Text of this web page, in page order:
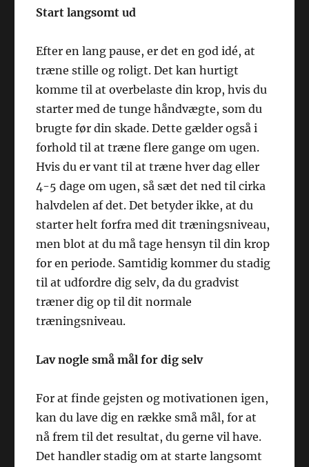
Start langsomt ud
Efter en lang pause, er det en god idé, at
træne stille og roligt. Det kan hurtigt
komme til at overbelaste din krop, hvis du
starter med de tunge håndvægte, som du
brugte før din skade. Dette gælder også i
forhold til at træne flere gange om ugen.
Hvis du er vant til at træne hver dag eller
4-5 dage om ugen, så sæt det ned til cirka
halvdelen af det. Det betyder ikke, at du
starter helt forfra med dit træningsniveau,
men blot at du må tage hensyn til din krop
for en periode. Samtidig kommer du stadig
til at udfordre dig selv, da du gradvist
træner dig op til dit normale
træningsniveau.
Lav nogle små mål for dig selv
For at finde gejsten og motivationen igen,
kan du lave dig en række små mål, for at
nå frem til det resultat, du gerne vil have.
Det handler stadig om at starte langsomt